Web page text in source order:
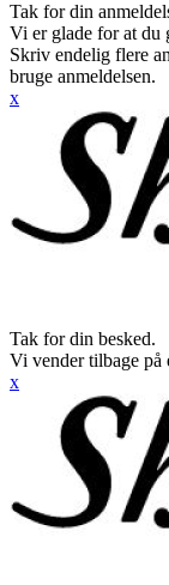
Tak for din
Vi er glade for at du
Skriv endelig flere
bruge anmeldelsen.
x
Tak for din besked.
Vi vender tilbage på
x